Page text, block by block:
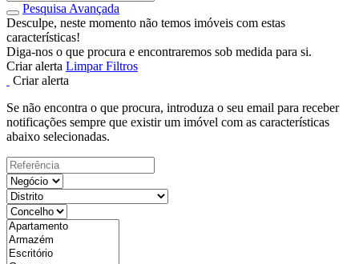
Pesquisa Avançada
Desculpe, neste momento não temos imóveis com estas
características!
Diga-nos o que procura e encontraremos sob medida para si.
Criar alerta Limpar Filtros
Criar alerta
Se não encontra o que procura, introduza o seu email para receber
notificações sempre que existir um imóvel com as características
abaixo selecionadas.